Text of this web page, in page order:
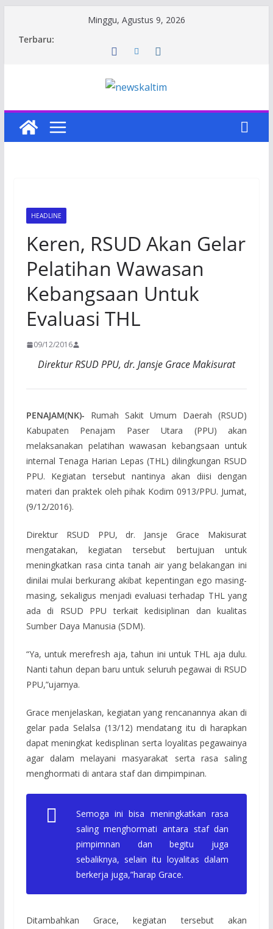
Minggu, Agustus 9, 2026
Terbaru:
HEADLINE
Keren, RSUD Akan Gelar
Pelatihan Wawasan
Kebangsaan Untuk
Evaluasi THL
09/12/2016
Direktur RSUD PPU, dr. Jansje Grace Makisurat
PENAJAM(NK)- Rumah Sakit Umum Daerah (RSUD)
Kabupaten Penajam Paser Utara (PPU) akan
melaksanakan pelatihan wawasan kebangsaan untuk
internal Tenaga Harian Lepas (THL) dilingkungan RSUD
PPU. Kegiatan tersebut nantinya akan diisi dengan
materi dan praktek oleh pihak Kodim 0913/PPU. Jumat,
(9/12/2016).
Direktur RSUD PPU, dr. Jansje Grace Makisurat
mengatakan, kegiatan tersebut bertujuan untuk
meningkatkan rasa cinta tanah air yang belakangan ini
dinilai mulai berkurang akibat kepentingan ego masing-
masing, sekaligus menjadi evaluasi terhadap THL yang
ada di RSUD PPU terkait kedisiplinan dan kualitas
Sumber Daya Manusia (SDM).
“Ya, untuk merefresh aja, tahun ini untuk THL aja dulu.
Nanti tahun depan baru untuk seluruh pegawai di RSUD
PPU,”ujarnya.
Grace menjelaskan, kegiatan yang rencanannya akan di
gelar pada Selalsa (13/12) mendatang itu di harapkan
dapat meningkat kedisplinan serta loyalitas pegawainya
agar dalam melayani masyarakat serta rasa saling
menghormati di antara staf dan dimpimpinan.
Semoga ini bisa meningkatkan rasa
saling menghormati antara staf dan
pimpimnan dan begitu juga
sebaliknya, selain itu loyalitas dalam
berkerja juga,”harap Grace.
Ditambahkan Grace, kegiatan tersebut akan